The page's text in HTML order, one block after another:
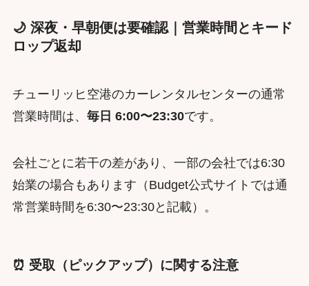
🌙 深夜・早朝便は要確認｜営業時間とキード
ロップ返却
チューリッヒ空港のカーレンタルセンターの通常
営業時間は、 毎日 6:00〜23:30です。
会社ごとに若干の差があり、一部の会社では6:30
始業の場合もあります（Budget公式サイトでは通
常営業時間を6:30〜23:30と記載）。
⏰ 受取（ピックアップ）に関する注意